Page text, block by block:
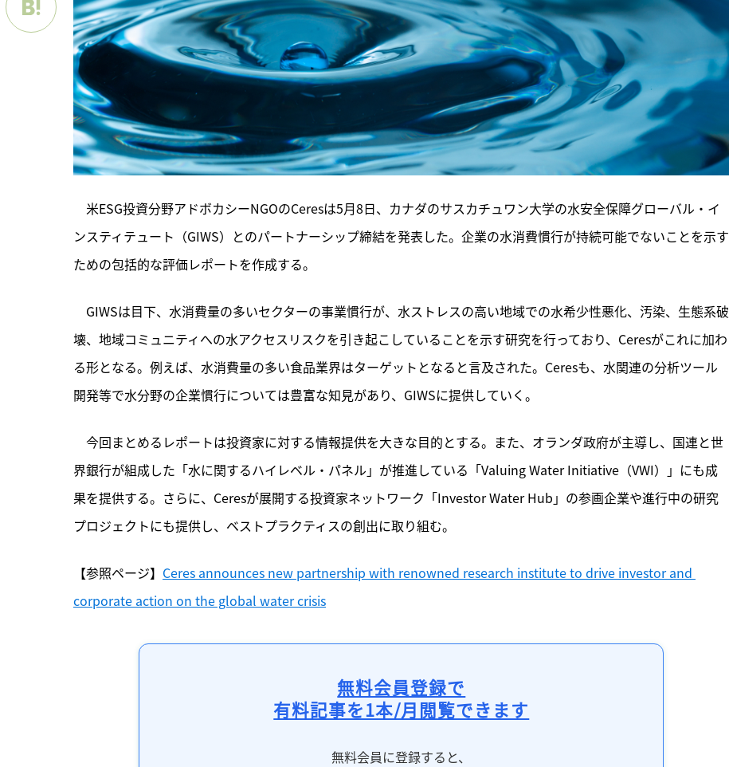
米ESG投資分野アドボカシーNGOのCeresは5月8日、カナダのサスカチュワン大学の水安全保障グローバル・イ
ンスティテュート（GIWS）とのパートナーシップ締結を発表した。企業の水消費慣行が持続可能でないことを示す
ための包括的な評価レポートを作成する。
GIWSは目下、 水消費量の多いセクターの事業慣行が、水ストレスの高い地域での水希少性悪化、汚染、生態系破
壊、地域コミュニティへの水アクセスリスクを引き起こしていることを示す研究を行っており、Ceresがこれに加わ
る形となる。例えば、水消費量の多い食品業界はターゲットとなると言及された。Ceresも、水関連の分析ツール
開発等で水分野の企業慣行については豊富な知見があり、GIWSに提供していく。
今回まとめるレポートは投資家に対する情報提供を大きな目的とする。また、オランダ政府が主導し、国連と世
界銀行が組成した「水に関するハイレベル・パネル」が推進している「Valuing Water Initiative（VWI）」にも成
果を提供する。さらに、Ceresが展開する投資家ネットワーク「Investor Water Hub」の参画企業や進行中の研究
プロジェクトにも提供し、ベストプラクティスの創出に取り組む。
【参照ページ】 Ceres announces new partnership with renowned research institute to drive investor and
corporate action on the global water crisis
無料会員登録で
有料記事を1本/月閲覧できます
無料会員に登録すると、